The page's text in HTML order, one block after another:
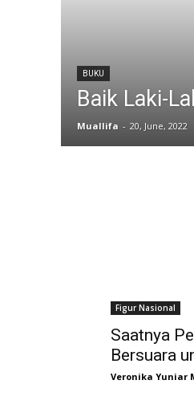
BUKU
Baik Laki-
Muallifa - 20, June, 2022
Figur Nasional
Saatnya
Bersuara
Veronika Yuniar